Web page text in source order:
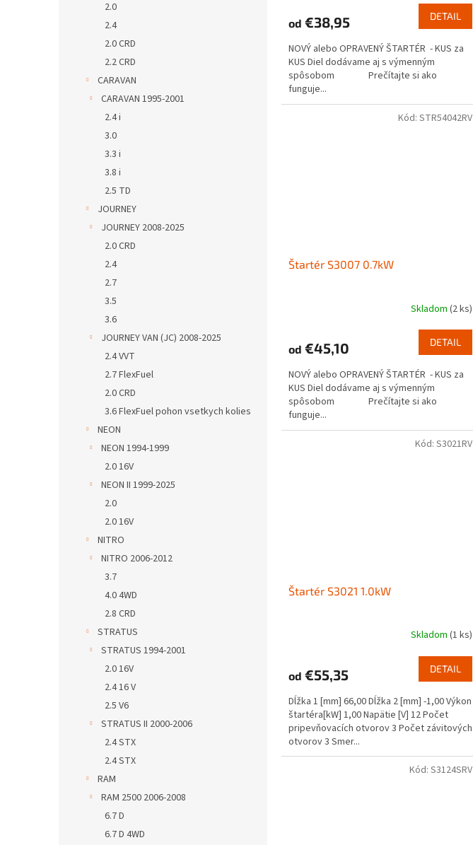
2.0
2.4
2.0 CRD
2.2 CRD
CARAVAN
CARAVAN 1995-2001
2.4 i
3.0
3.3 i
3.8 i
2.5 TD
JOURNEY
JOURNEY 2008-2025
2.0 CRD
2.4
2.7
3.5
3.6
JOURNEY VAN (JC) 2008-2025
2.4 VVT
2.7 FlexFuel
2.0 CRD
3.6 FlexFuel pohon vsetkych kolies
NEON
NEON 1994-1999
2.0 16V
NEON II 1999-2025
2.0
2.0 16V
NITRO
NITRO 2006-2012
3.7
4.0 4WD
2.8 CRD
STRATUS
STRATUS 1994-2001
2.0 16V
2.4 16 V
2.5 V6
STRATUS II 2000-2006
2.4 STX
2.4 STX
RAM
RAM 2500 2006-2008
6.7 D
6.7 D 4WD
od €38,95 DETAIL
NOVÝ alebo OPRAVENÝ ŠTARTÉR - KUS za
KUS Diel dodávame aj s výmenným
spôsobom Prečítajte si ako
funguje...
Štartér S3007 0.7kW
Skladom (2 ks)
od €45,10 DETAIL
NOVÝ alebo OPRAVENÝ ŠTARTÉR - KUS za
KUS Diel dodávame aj s výmenným
spôsobom Prečítajte si ako
funguje...
Kód: STR54042RV
Štartér S3021 1.0kW
Skladom (1 ks)
od €55,35 DETAIL
Dĺžka 1 [mm] 66,00 Dĺžka 2 [mm] -1,00 Výkon
štartéra[kW] 1,00 Napätie [V] 12 Počet
pripevňovacích otvorov 3 Počet závitových
otvorov 3 Smer...
Kód: S3021RV
Kód: S3124SRV